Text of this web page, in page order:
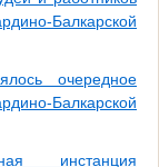
Балкарской
очередное
Балкарской
инстанция